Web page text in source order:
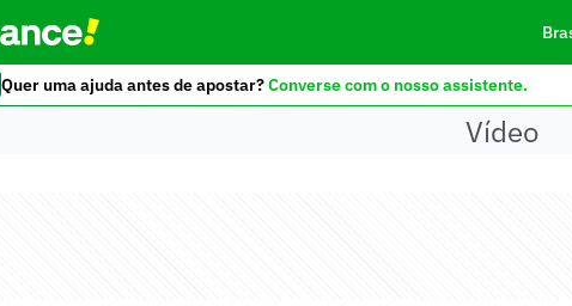
Quer uma ajuda antes de apostar?Converse com o nosso assistente.
Vídeo